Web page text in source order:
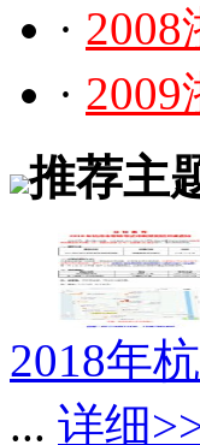
·
· 2009
推荐主
2018年
... 详细